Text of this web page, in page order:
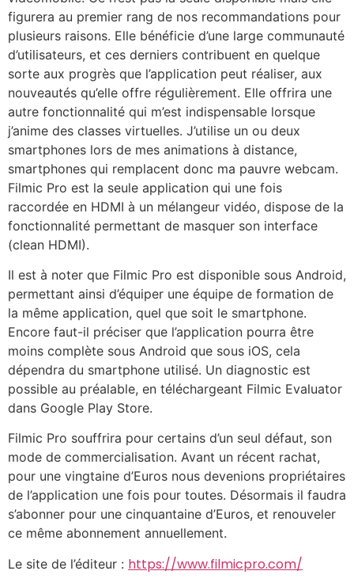
figurera au premier rang de nos recommandations pour
plusieurs raisons. Elle bénéficie d’une large communauté
d’utilisateurs, et ces derniers contribuent en quelque
sorte aux progrès que l’application peut réaliser, aux
nouveautés qu’elle offre régulièrement. Elle offrira une
autre fonctionnalité qui m’est indispensable lorsque
j’anime des classes virtuelles. J’utilise un ou deux
smartphones lors de mes animations à distance,
smartphones qui remplacent donc ma pauvre webcam.
Filmic Pro est la seule application qui une fois
raccordée en HDMI à un mélangeur vidéo, dispose de la
fonctionnalité permettant de masquer son interface
(clean HDMI).
Il est à noter que Filmic Pro est disponible sous Android,
permettant ainsi d’équiper une équipe de formation de
la même application, quel que soit le smartphone.
Encore faut-il préciser que l’application pourra être
moins complète sous Android que sous iOS, cela
dépendra du smartphone utilisé. Un diagnostic est
possible au préalable, en téléchargeant Filmic Evaluator
dans Google Play Store.
Filmic Pro souffrira pour certains d’un seul défaut, son
mode de commercialisation. Avant un récent rachat,
pour une vingtaine d’Euros nous devenions propriétaires
de l’application une fois pour toutes. Désormais il faudra
s’abonner pour une cinquantaine d’Euros, et renouveler
ce même abonnement annuellement.
Le site de l’éditeur : https://www.filmicpro.com/